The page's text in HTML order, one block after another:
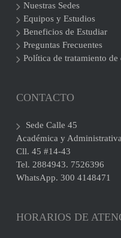
Nuestras Sedes
Equipos y Estudios
Beneficios de Estudiar
Preguntas Frecuentes
Política de tratamiento de
CONTACTO
Sede Calle 45
Académica y Administrativa
Cll. 45 #14-43
Tel. 2884943. 7526396
WhatsApp. 300 4148471
HORARIOS DE